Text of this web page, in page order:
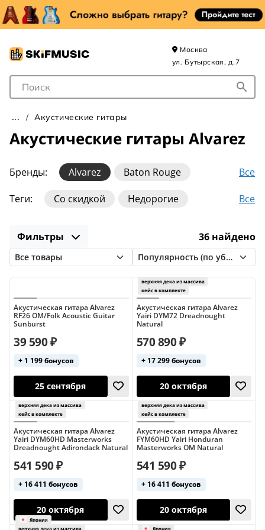
Поле для Поиска
Москва
ул. Бутырская, д.7
Акустические гитары
Акустические гитары Alvarez
Бренды: Все
Alvarez
Baton Rouge
Crafter
Gibson
Greg Bennett
Ibanez
Martin
Rockdale
Sigma
Теги: Все
Со скидкой
Недорогие
Из массива
С чехлом
С кейсом
Резонаторные
Auditorium
Folk
Grand Auditorium
Jumbo
Parlor
Без выреза
До 10000 руб
До 20000 руб
До 30000 руб
До 40000 руб
До 50000 руб
До 6000 руб
С вырезом
Фильтры 36 найдено
Акустическая гитара Alvarez
RF26 OM/Folk Acoustic Guitar
Sunburst
39 590 ₽
+ 1 199 бонусов
25 сентября
Акустическая гитара Alvarez
Yairi DYM72 Dreadnought
Natural
Япония
570 890 ₽
+ 17 299 бонусов
20 октября
Акустическая гитара Alvarez
Yairi DYM60HD Masterworks
Dreadnought Adirondack Natural
541 590 ₽
+ 16 411 бонусов
Акустическая гитара Alvarez
FYM60HD Yairi Honduran
Masterworks OM Natural
541 590 ₽
+ 16 411 бонусов